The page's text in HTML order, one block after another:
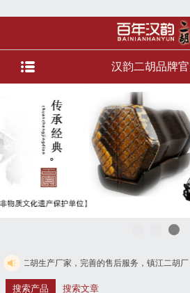
汉韵二胡品牌官
完善的售后服务，镇江二胡厂，二胡教学直播
搜索产品 搜索文章